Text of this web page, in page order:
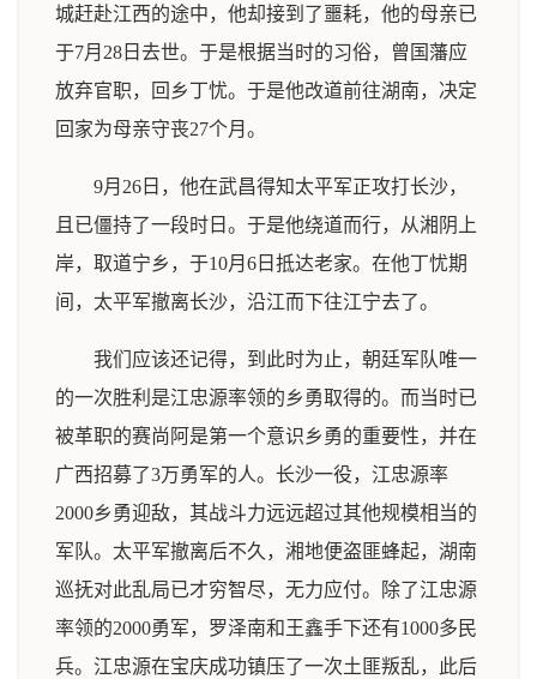
城赶赴江西的途中，他却接到了噩耗，他的母亲已
于7月28日去世。于是根据当时的习俗，曾国藩应
放弃官职，回乡丁忧。于是他改道前往湖南，决定
回家为母亲守丧27个月。
9月26日，他在武昌得知太平军正攻打长沙，
且已僵持了一段时日。于是他绕道而行，从湘阴上
岸，取道宁乡，于10月6日抵达老家。在他丁忧期
间，太平军撤离长沙，沿江而下往江宁去了。
我们应该还记得，到此时为止，朝廷军队唯一
的一次胜利是江忠源率领的乡勇取得的。而当时已
被革职的赛尚阿是第一个意识乡勇的重要性，并在
广西招募了3万勇军的人。长沙一役，江忠源率
2000乡勇迎敌，其战斗力远远超过其他规模相当的
军队。太平军撤离后不久，湘地便盗匪蜂起，湖南
巡抚对此乱局已才穷智尽，无力应付。除了江忠源
率领的2000勇军，罗泽南和王鑫手下还有1000多民
兵。江忠源在宝庆成功镇压了一次土匪叛乱，此后